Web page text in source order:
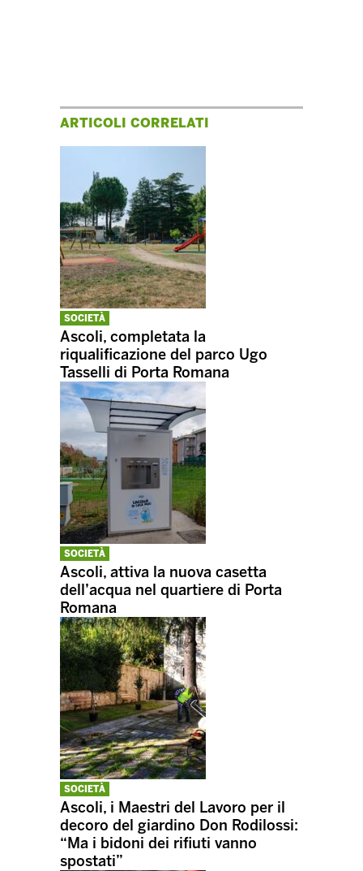
ARTICOLI CORRELATI
SOCIETÀ
Ascoli, completata la
riqualificazione del parco Ugo
Tasselli di Porta Romana
SOCIETÀ
Ascoli, attiva la nuova casetta
dell’acqua nel quartiere di Porta
Romana
SOCIETÀ
Ascoli, i Maestri del Lavoro per il
decoro del giardino Don Rodilossi:
“Ma i bidoni dei rifiuti vanno
spostati”